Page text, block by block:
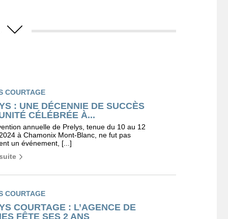
COURTAGE
: UNE DÉCENNIE DE SUCCÈS
CÉLÉBRÉE À...
annuelle de Prelys, tenue du 10 au 12
à Chamonix Mont-Blanc, ne fut pas
un événement, [...]
COURTAGE
COURTAGE : L’AGENCE DE
FÊTE SES 2 ANS